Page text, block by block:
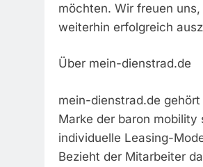
möchten. Wir freuen
weiterhin erfolgreich
Über mein-dienstrad.de
mein-dienstrad.de
Marke der baron mobility
individuelle Leasing-
Bezieht der Mitarbeiter